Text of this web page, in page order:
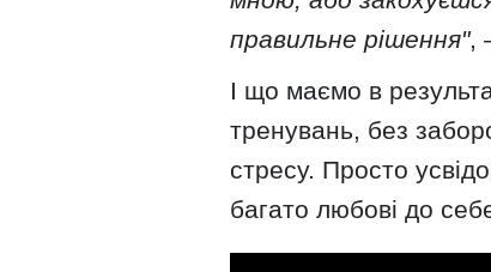
правильне рішення",
І що маємо в
тренувань, без
стресу. Просто
багато любові до